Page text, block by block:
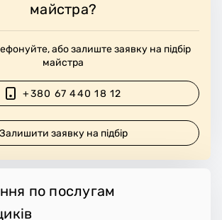
майстра?
або залиште заявку на підбір
майстра
+380 67 440 18 12
Залишити заявку на підбір
по послугам